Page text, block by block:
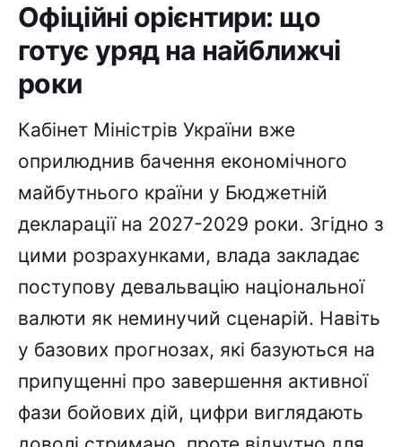
Офіційні орієнтири: що
готує уряд на найближчі
роки
Кабінет Міністрів України вже
оприлюднив бачення економічного
майбутнього країни у Бюджетній
декларації на 2027-2029 роки. Згідно з
цими розрахунками, влада закладає
поступову девальвацію національної
валюти як неминучий сценарій. Навіть
у базових прогнозах, які базуються на
припущенні про завершення активної
фази бойових дій, цифри виглядають